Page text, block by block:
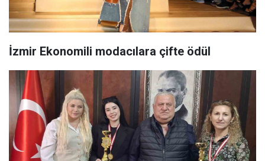
İzmir Ekonomili modacılara çifte ödül